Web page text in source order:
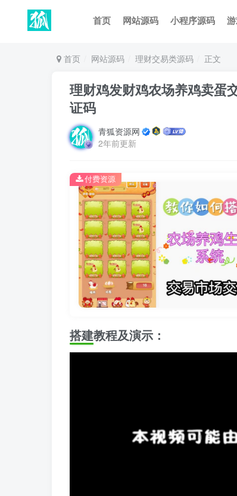
首页 网站源码 小程序源码
首页 网站源码 理财交易类源码 正文
理财鸡发财鸡农场养鸡卖蛋
证码
青狐资源网
2年前更新
付费资源
搭建教程及演示：